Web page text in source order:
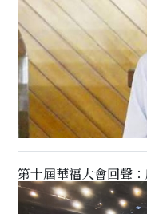
第十屆華福大會回聲